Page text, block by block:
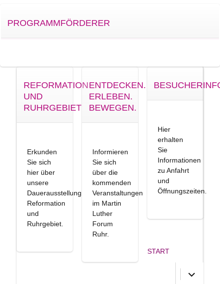
PROGRAMMFÖRDERER
REFORMATION
UND
RUHRGEBIET
Erkunden
Sie sich
hier über
unsere
Dauerausstellung
Reformation
und
Ruhrgebiet.
ENTDECKEN.
ERLEBEN.
BEWEGEN.
Informieren
Sie sich
über die
kommenden
Veranstaltungen
im Martin
Luther
Forum
Ruhr.
Hier
erhalten
Sie
Informationen
zu Anfahrt
und
Öffnungszeiten.
START
anzeigen